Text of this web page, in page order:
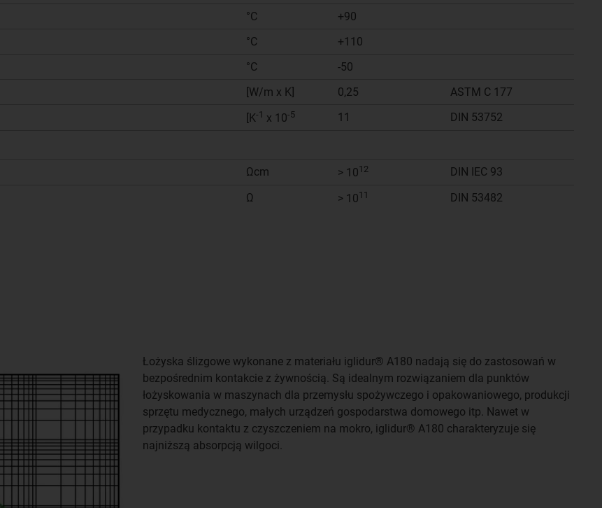
°C
+90
°C
+110
°C
-50
[W/m x K] 0,25
ASTM C 177
[K-1 x 10-5 11 DIN 53752
Ωcm > 1012
DIN IEC 93
Ω > 1011 DIN 53482
Łożyska ślizgowe wykonane z materiału iglidur® A180 nadają się do zastosowań w
bezpośrednim kontakcie z żywnością. Są idealnym rozwiązaniem dla punktów
łożyskowania w maszynach dla przemysłu spożywczego i opakowaniowego, produkcji
sprzętu medycznego, małych urządzeń gospodarstwa domowego itp. Nawet w
przypadku kontaktu z czyszczeniem na mokro, iglidur® A180 charakteryzuje się
najniższą absorpcją wilgoci.